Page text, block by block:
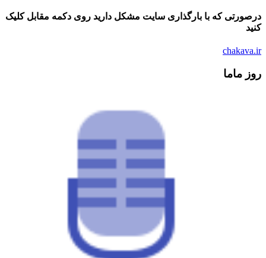
که با بارگذاری سایت مشکل دارید روی دکمه مقابل کلیک